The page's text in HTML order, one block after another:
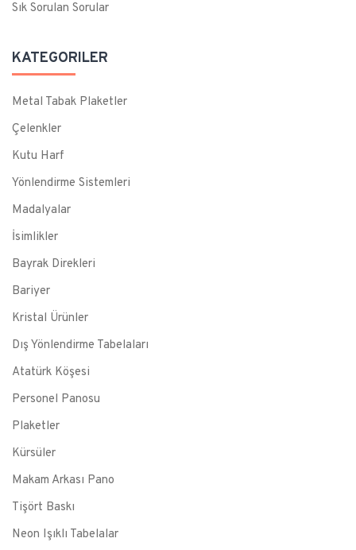
Sık Sorulan Sorular
KATEGORILER
Metal Tabak Plaketler
Çelenkler
Kutu Harf
Yönlendirme Sistemleri
Madalyalar
İsimlikler
Bayrak Direkleri
Bariyer
Kristal Ürünler
Dış Yönlendirme Tabelaları
Atatürk Köşesi
Personel Panosu
Plaketler
Kürsüler
Makam Arkası Pano
Tişört Baskı
Neon Işıklı Tabelalar